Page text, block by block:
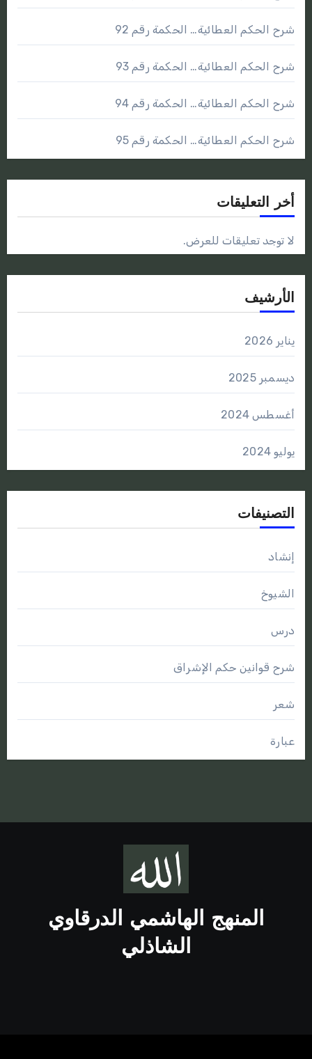
شرح الحكم العطائية… الحكمة رقم 92
شرح الحكم العطائية… الحكمة رقم 93
شرح الحكم العطائية… الحكمة رقم 94
شرح الحكم العطائية… الحكمة رقم 95
أخر التعليقات
لا توجد تعليقات للعرض.
الأرشيف
يناير 2026
ديسمبر 2025
أغسطس 2024
يوليو 2024
التصنيفات
إنشاد
الشيوخ
درس
شرح قوانين حكم الإشراق
شعر
عبارة
المنهج الهاشمي الدرقاوي
الشاذلي